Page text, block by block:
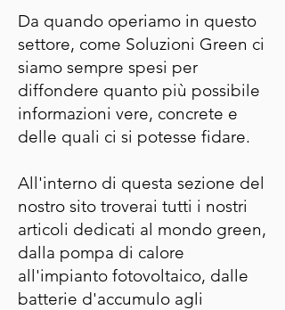
Da quando operiamo in questo
settore, come Soluzioni Green ci
siamo sempre spesi per
diffondere quanto più possibile
informazioni vere, concrete e
delle quali ci si potesse fidare.
All'interno di questa sezione del
nostro sito troverai tutti i nostri
articoli dedicati al mondo green,
dalla pompa di calore
all'impianto fotovoltaico, dalle
batterie d'accumulo agli